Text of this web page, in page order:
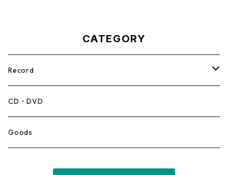
CATEGORY
Record
Mento,Calypso,Ballad
Ska
CD・DVD
Goods